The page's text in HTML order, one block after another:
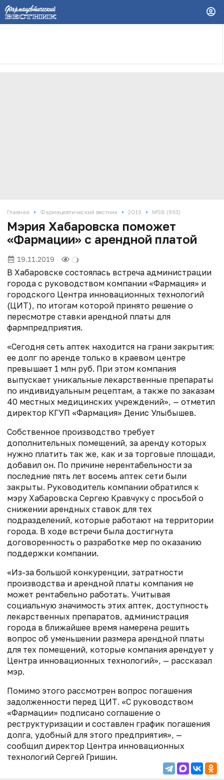
Главная • Фармацевтический вестник • 2019 • №38 (993)
Мэрия Хабаровска поможет
«Фармации» с арендной платой
19.11.2019
В Хабаровске состоялась встреча администрации
города с руководством компании «Фармация» и
городского Центра инновационных технологий
(ЦИТ), по итогам которой принято решение о
пересмотре ставки арендной платы для
фармпредприятия.
«Сегодня сеть аптек находится на грани закрытия:
ее долг по аренде только в краевом центре
превышает 1 млн руб. При этом компания
выпускает уникальные лекарственные препараты
по индивидуальным рецептам, а также по заказам
40 местных медицинских учреждений», — отметил
директор КГУП «Фармация» Денис Улыбышев.
Собственное производство требует
дополнительных помещений, за аренду которых
нужно платить так же, как и за торговые площади,
добавил он. По причине нерентабельности за
последние пять лет восемь аптек сети были
закрыты. Руководитель компании обратился к
мэру Хабаровска Сергею Кравчуку с просьбой о
снижении арендных ставок для тех
подразделений, которые работают на территории
города. В ходе встречи была достигнута
договоренность о разработке мер по оказанию
поддержки компании.
«Из-за большой конкуренции, затратности
производства и арендной платы компания не
может рентабельно работать. Учитывая
социальную значимость этих аптек, доступность
лекарственных препаратов, администрация
города в ближайшее время намерена решить
вопрос об уменьшении размера арендной платы
для тех помещений, которые компания арендует у
Центра инновационных технологий», — рассказал
мэр.
Помимо этого рассмотрен вопрос погашения
задолженности перед ЦИТ. «С руководством
«Фармации» подписано соглашение о
реструктуризации и составлен график погашения
долга, удобный для этого предприятия», —
сообщил директор Центра инновационных
технологий Сергей Гришин.